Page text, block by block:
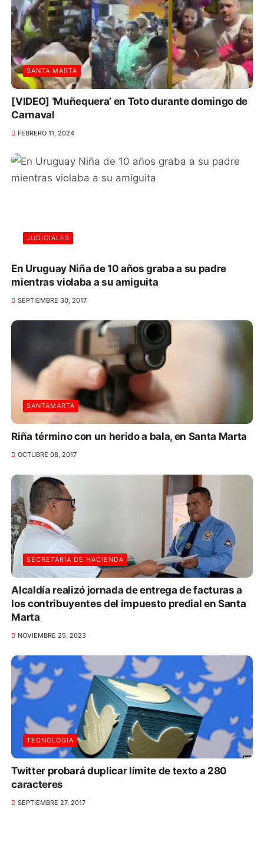
SANTA MARTA
[VIDEO] ‘Muñequera’ en Toto durante domingo de
Carnaval
FEBRERO 11, 2024
JUDICIALES
En Uruguay Niña de 10 años graba a su padre
mientras violaba a su amiguita
SEPTIEMBRE 30, 2017
SANTAMARTA
Riña término con un herido a bala, en Santa Marta
OCTUBRE 08, 2017
SECRETARÍA DE HACIENDA
Alcaldía realizó jornada de entrega de facturas a
los contribuyentes del impuesto predial en Santa
Marta
NOVIEMBRE 25, 2023
TECNOLOGIA
Twitter probará duplicar límite de texto a 280
caracteres
SEPTIEMBRE 27, 2017